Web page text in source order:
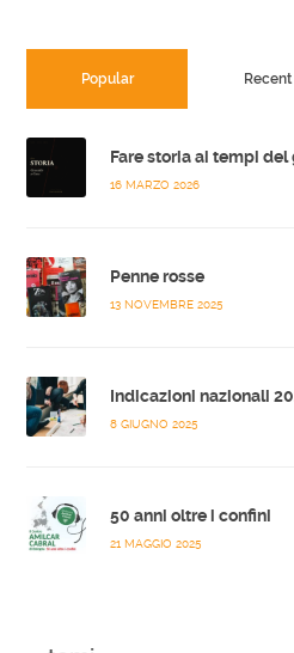
Popular Recent
Fare storia ai tempi del
16 MARZO 2026
Penne rosse
13 NOVEMBRE 2025
Indicazioni nazionali
8 GIUGNO 2025
50 anni oltre i confini
21 MAGGIO 2025